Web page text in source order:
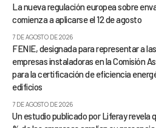
La nueva regulación europea sobre
comienza a aplicarse el 12 de agosto
7 DE AGOSTO DE 2026
FENIE, designada para representar a las
empresas instaladoras en la Comisión
para la certificación de eficiencia
edificios
7 DE AGOSTO DE 2026
Un estudio publicado por Liferay revela